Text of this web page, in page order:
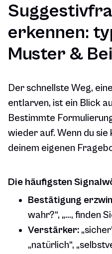
erkennen:
Muster &
Der schnellste Weg,
entlarven, ist ein Blick
Bestimmte
wieder auf. Wenn du sie
deinem eigenen
Die häufigsten
Bestätigung
wahr?“, „…, finden
Verstärker:
„natürlich“,